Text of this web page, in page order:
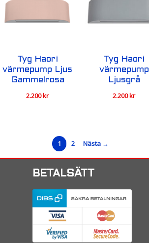
Tyg Haori
värmepump Ljus
Gammelrosa
2.200kr
Tyg Haori
värmepump
Ljusgrå
2.200kr
1 2 Nästa →
BETALSÄTT